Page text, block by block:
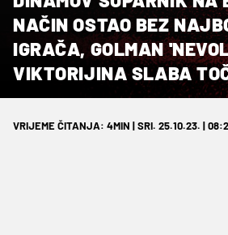
NAČIN OSTAO BEZ
IGRAČA, GOLMAN
VIKTORIJINA SLABA
VRIJEME ČITANJA: 4MIN | SRI. 25.10.23. |